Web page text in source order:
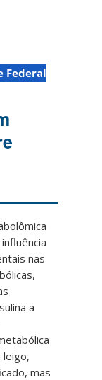
Federal
nas
a
leigo,
mas